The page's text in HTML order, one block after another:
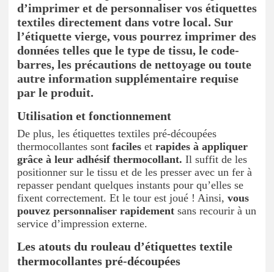
d’imprimer et de personnaliser vos étiquettes
textiles directement dans votre local. Sur
l’étiquette vierge, vous pourrez imprimer des
données telles que le type de tissu, le code-
barres, les précautions de nettoyage ou toute
autre information supplémentaire requise
par le produit.
Utilisation et fonctionnement
De plus, les étiquettes textiles pré-découpées
thermocollantes sont faciles et rapides à appliquer
grâce à leur adhésif thermocollant. Il suffit de les
positionner sur le tissu et de les presser avec un fer à
repasser pendant quelques instants pour qu’elles se
fixent correctement. Et le tour est joué ! Ainsi, vous
pouvez personnaliser rapidement sans recourir à un
service d’impression externe.
Les atouts du rouleau d’étiquettes textile
thermocollantes pré-découpées